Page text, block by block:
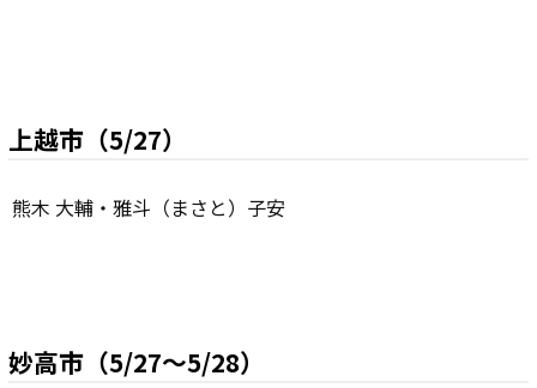
上越市（5/27）
熊木 大輔・雅斗（まさと）子安
妙高市（5/27～5/28）